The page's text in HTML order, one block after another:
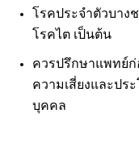
โรคประจำตัวบาง
โรคไต เป็นต้น
ควรปรึกษาแพทย์
ความเสี่ยงและปร
บุคคล